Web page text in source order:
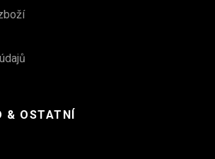
& OSTATNÍ